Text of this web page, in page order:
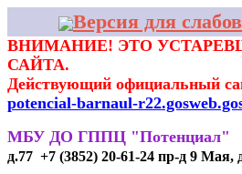
Версия для
ВНИМАНИЕ! ЭТО
САЙТА.
Действующий официальный
potencial-barnaul-
МБУ ДО ГППЦ "Потенциал"
д.77 +7 (3852) 20-61-24 пр-д 9 Мая,